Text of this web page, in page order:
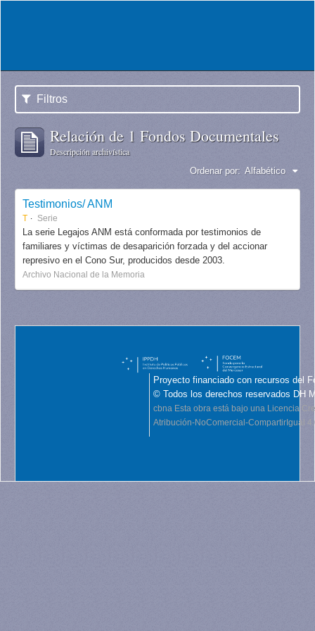
Filtros
Relación de 1 Fondos Documentales
Descripción archivística
Ordenar por: Alfabético
Testimonios/ ANM
T Serie
La serie Legajos ANM está conformada por testimonios de
familiares y víctimas de desaparición forzada y del accionar
represivo en el Cono Sur, producidos desde 2003.
Archivo Nacional de la Memoria
Proyecto financiado con recursos del
© Todos los derechos reservados DH
cbna Esta obra está bajo una Licencia
Atribución-NoComercial-CompartirIgual